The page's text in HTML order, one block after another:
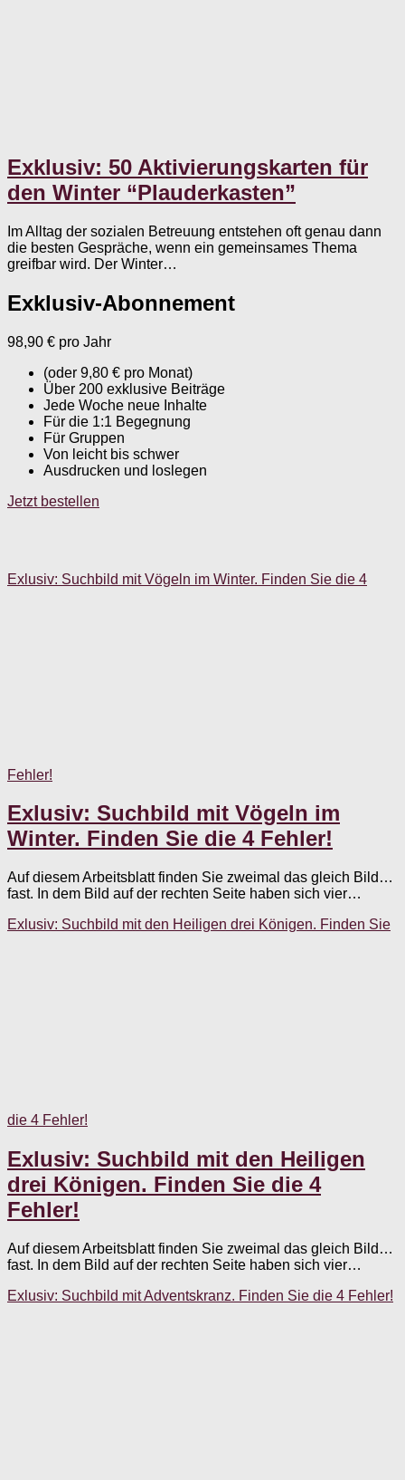
Exklusiv: 50 Aktivierungskarten für
den Winter “Plauderkasten”
Im Alltag der sozialen Betreuung entstehen oft genau dann
die besten Gespräche, wenn ein gemeinsames Thema
greifbar wird. Der Winter…
Exklusiv-Abonnement
98,90 € pro Jahr
(oder 9,80 € pro Monat)
Über 200 exklusive Beiträge
Jede Woche neue Inhalte
Für die 1:1 Begegnung
Für Gruppen
Von leicht bis schwer
Ausdrucken und loslegen
Jetzt bestellen
Exlusiv: Suchbild mit Vögeln im Winter. Finden Sie die 4
Fehler!
Exlusiv: Suchbild mit Vögeln im
Winter. Finden Sie die 4 Fehler!
Auf diesem Arbeitsblatt finden Sie zweimal das gleich Bild…
fast. In dem Bild auf der rechten Seite haben sich vier…
Exlusiv: Suchbild mit den Heiligen drei Königen. Finden Sie
die 4 Fehler!
Exlusiv: Suchbild mit den Heiligen
drei Königen. Finden Sie die 4
Fehler!
Auf diesem Arbeitsblatt finden Sie zweimal das gleich Bild…
fast. In dem Bild auf der rechten Seite haben sich vier…
Exlusiv: Suchbild mit Adventskranz. Finden Sie die 4 Fehler!